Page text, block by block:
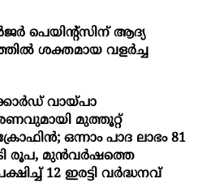
പെയിന്റ്സിന് ആദ്യ
ശക്തമായ വളർച്ച
വായ്പാ
മുത്തൂറ്റ്
ഒന്നാം പാദ ലാഭം 81
രൂപ, മുൻവർഷത്തെ
12 ഇരട്ടി വർദ്ധനവ്